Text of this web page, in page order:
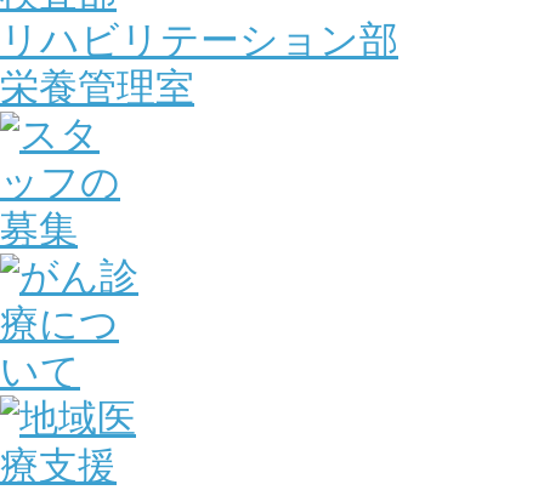
リハビリテーション部
栄養管理室